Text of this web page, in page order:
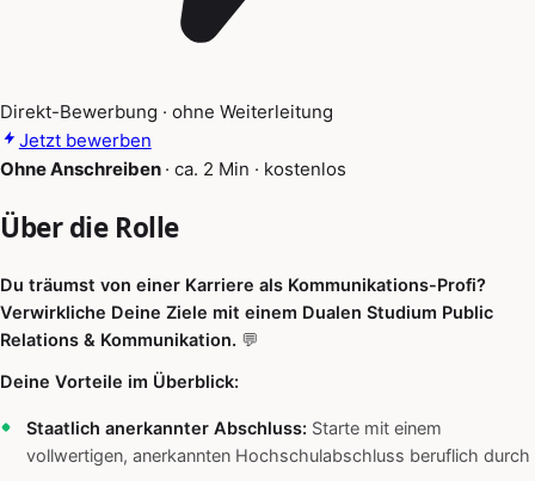
Direkt-Bewerbung · ohne Weiterleitung
Jetzt bewerben
Ohne Anschreiben · ca. 2 Min · kostenlos
Über die Rolle
Du träumst von einer Karriere als Kommunikations-Profi?
Verwirkliche Deine Ziele mit einem Dualen Studium Public
Relations & Kommunikation. 💬
Deine Vorteile im Überblick:
Staatlich anerkannter Abschluss: Starte mit einem
vollwertigen, anerkannten Hochschulabschluss beruflich durch